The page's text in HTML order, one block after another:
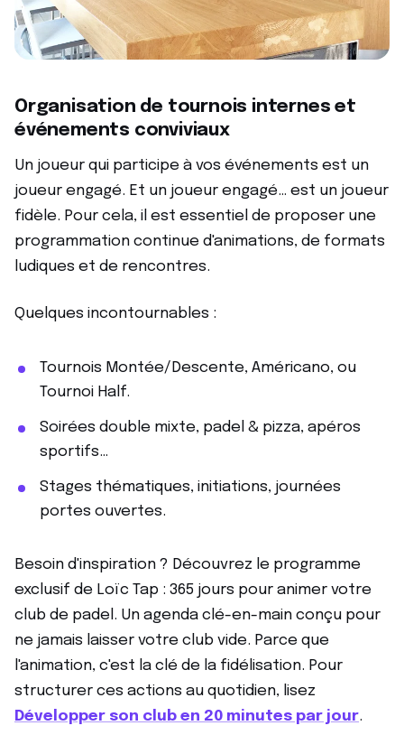
Organisation de tournois internes et
événements conviviaux
Un joueur qui participe à vos événements est un
joueur engagé. Et un joueur engagé… est un joueur
fidèle. Pour cela, il est essentiel de proposer une
programmation continue d'animations, de formats
ludiques et de rencontres.
Quelques incontournables :
Tournois Montée/Descente, Américano, ou
Tournoi Half.
Soirées double mixte, padel & pizza, apéros
sportifs…
Stages thématiques, initiations, journées
portes ouvertes.
Besoin d'inspiration ? Découvrez le programme
exclusif de Loïc Tap : 365 jours pour animer votre
club de padel. Un agenda clé-en-main conçu pour
ne jamais laisser votre club vide. Parce que
l'animation, c'est la clé de la fidélisation. Pour
structurer ces actions au quotidien, lisez
Développer son club en 20 minutes par jour.